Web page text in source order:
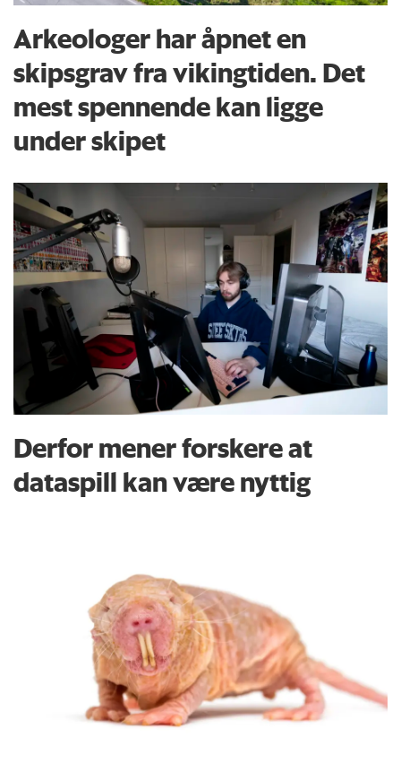
Arkeologer har åpnet en
skipsgrav fra vikingtiden. Det
mest spennende kan ligge
under skipet
Derfor mener forskere at
dataspill kan være nyttig